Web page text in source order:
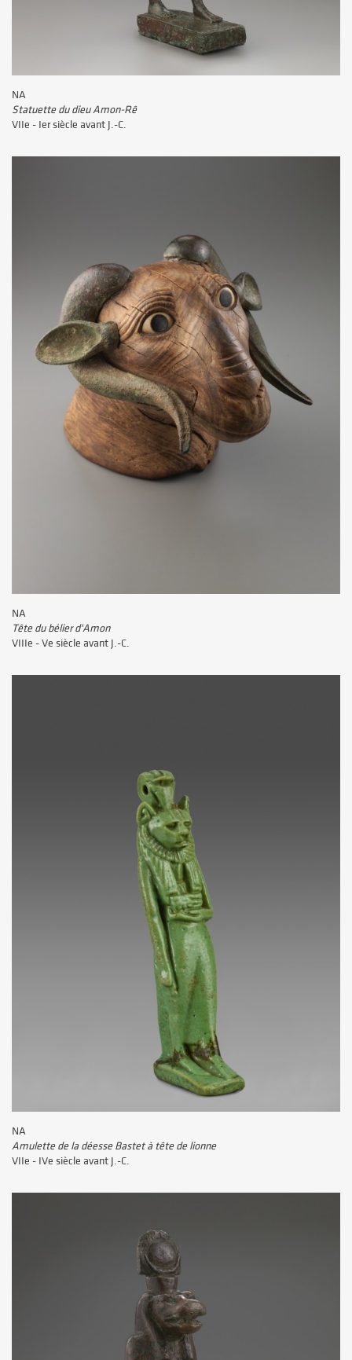
NA
Statuette du dieu Amon-Rê
VIIe - Ier siècle avant J.-C.
NA
Tête du bélier d'Amon
VIIIe - Ve siècle avant J.-C.
NA
Amulette de la déesse Bastet à tête de lionne
VIIe - IVe siècle avant J.-C.